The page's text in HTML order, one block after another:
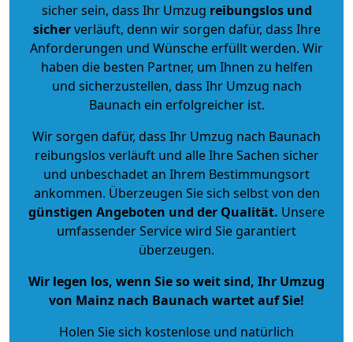
sicher sein, dass Ihr Umzug reibungslos und
sicherverläuft, denn wir sorgen dafür, dass Ihre
Anforderungen und Wünsche erfüllt werden. Wir
haben die besten Partner, um Ihnen zu helfen
und sicherzustellen, dass Ihr Umzug nach
Baunach ein erfolgreicher ist.
Wir sorgen dafür, dass Ihr Umzug nach Baunach
reibungslos verläuft und alle Ihre Sachen sicher
und unbeschadet an Ihrem Bestimmungsort
ankommen. Überzeugen Sie sich selbst von den
günstigen Angeboten und der Qualität. Unsere
umfassender Service wird Sie garantiert
überzeugen.
Wir legen los, wenn Sie so weit sind, Ihr Umzug
von Mainz nach Baunach wartet auf Sie!
Holen Sie sich kostenlose und natürlich